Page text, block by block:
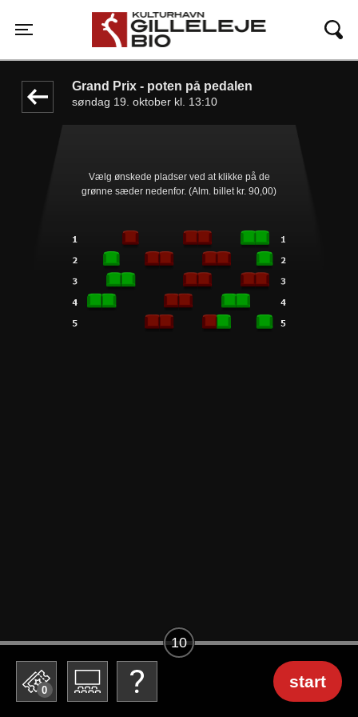
Toggle navigation
Gilleleje Bio
Grand Prix - poten på pedalen
søndag 19. oktober kl. 13:10
Vælg ønskede pladser ved at klikke på de
grønne sæder nedenfor. (Alm. billet kr. 90,00)
0 start
10
1step-front02 042014